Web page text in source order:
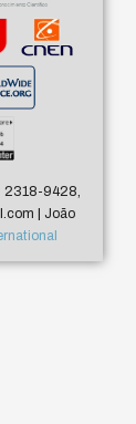
2318-9428,
| João